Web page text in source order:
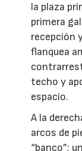
la plaza
primera
recepción
flanquea
techo y
espacio.
A la
arcos de
“banco”;